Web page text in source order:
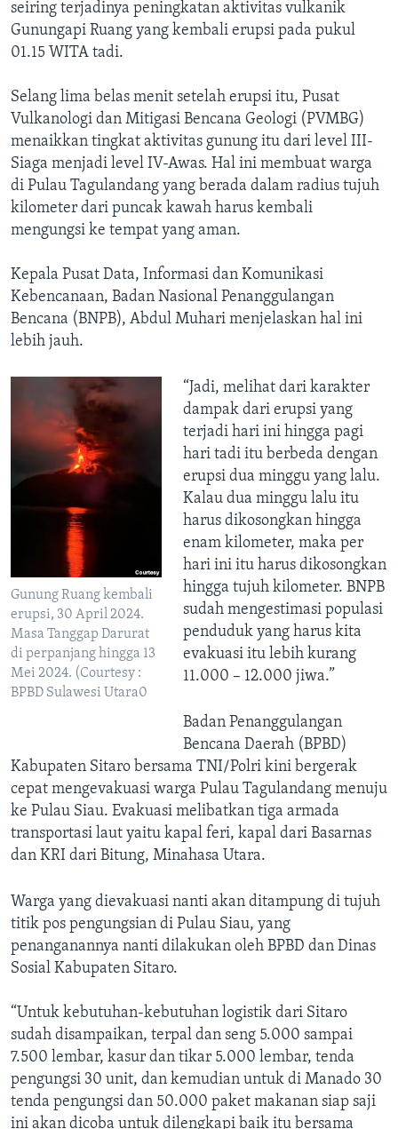
seiring terjadinya peningkatan aktivitas vulkanik
Gunungapi Ruang yang kembali erupsi pada pukul
01.15 WITA tadi.
Selang lima belas menit setelah erupsi itu, Pusat
Vulkanologi dan Mitigasi Bencana Geologi (PVMBG)
menaikkan tingkat aktivitas gunung itu dari level III-
Siaga menjadi level IV-Awas. Hal ini membuat warga
di Pulau Tagulandang yang berada dalam radius tujuh
kilometer dari puncak kawah harus kembali
mengungsi ke tempat yang aman.
Kepala Pusat Data, Informasi dan Komunikasi
Kebencanaan, Badan Nasional Penanggulangan
Bencana (BNPB), Abdul Muhari menjelaskan hal ini
lebih jauh.
Gunung Ruang kembali
erupsi, 30 April 2024.
Masa Tanggap Darurat
di perpanjang hingga 13
Mei 2024. (Courtesy :
BPBD Sulawesi Utara0
“Jadi, melihat dari karakter
dampak dari erupsi yang
terjadi hari ini hingga pagi
hari tadi itu berbeda dengan
erupsi dua minggu yang lalu.
Kalau dua minggu lalu itu
harus dikosongkan hingga
enam kilometer, maka per
hari ini itu harus dikosongkan
hingga tujuh kilometer. BNPB
sudah mengestimasi populasi
penduduk yang harus kita
evakuasi itu lebih kurang
11.000 – 12.000 jiwa.”
Badan Penanggulangan
Bencana Daerah (BPBD)
Kabupaten Sitaro bersama TNI/Polri kini bergerak
cepat mengevakuasi warga Pulau Tagulandang menuju
ke Pulau Siau. Evakuasi melibatkan tiga armada
transportasi laut yaitu kapal feri, kapal dari Basarnas
dan KRI dari Bitung, Minahasa Utara.
Warga yang dievakuasi nanti akan ditampung di tujuh
titik pos pengungsian di Pulau Siau, yang
penanganannya nanti dilakukan oleh BPBD dan Dinas
Sosial Kabupaten Sitaro.
“Untuk kebutuhan-kebutuhan logistik dari Sitaro
sudah disampaikan, terpal dan seng 5.000 sampai
7.500 lembar, kasur dan tikar 5.000 lembar, tenda
pengungsi 30 unit, dan kemudian untuk di Manado 30
tenda pengungsi dan 50.000 paket makanan siap saji
ini akan dicoba untuk dilengkapi baik itu bersama